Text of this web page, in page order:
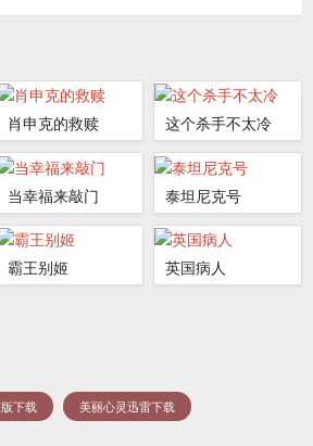
肖申克的救赎 这个杀手不太冷
当幸福来敲门 泰坦尼克号
霸王别姬 英国病人
下载 美丽心灵迅雷下载